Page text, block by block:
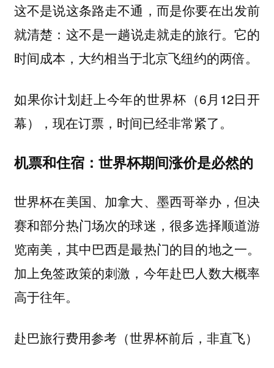
这不是说这条路走不通，而是你要在出发前
就清楚： 这不是一趟说走就走的旅行。 它的
时间成本，大约相当于北京飞纽约的两倍。
如果你计划赶上今年的世界杯（6月12日开
幕），现在订票，时间已经非常紧了。
机票和住宿：世界杯期间涨价是必然的
世界杯在美国、加拿大、墨西哥举办，但决
赛和部分热门场次的球迷，很多选择顺道游
览南美，其中巴西是最热门的目的地之一。
加上免签政策的刺激，今年赴巴人数大概率
高于往年。
赴巴旅行费用参考（世界杯前后，非直飞）